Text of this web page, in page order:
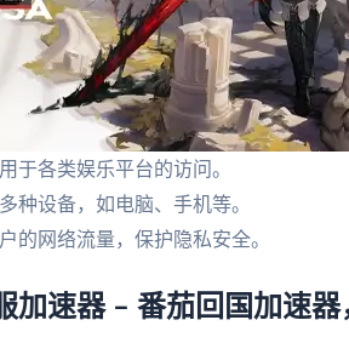
于各类娱乐平台的访问。
种设备，如电脑、手机等。
的网络流量，保护隐私安全。
加速器 – 番茄回国加速